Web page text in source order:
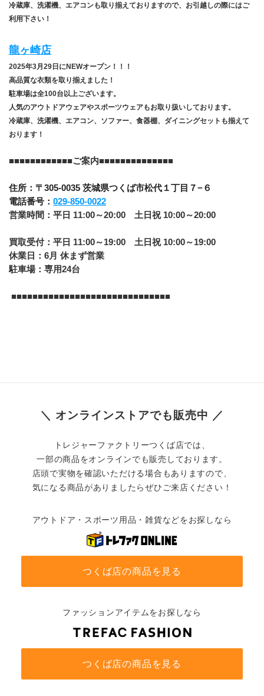
冷蔵庫、洗濯機、エアコンも取り揃えておりますので、お引越しの際にはご
利用下さい！
龍ヶ崎店
2025年3月29日にNEWオープン！！！
高品質な衣類を取り揃えました！
駐車場は全100台以上ございます。
人気のアウトドアウェアやスポーツウェアもお取り扱いしております。
冷蔵庫、洗濯機、エアコン、ソファー、食器棚、ダイニングセットも揃えて
おります！
﻿■■■■■■■■■■■■​ご案内■■​■■​■■​■■​■■​■■​■■
住所：〒305-0035 茨城県つくば市松代１丁目７−６
電話番号： 029-850-0022
営業時間：平日 11:00～20:00　土日祝 10:00～20:00
買取受付：平日 11:00～19:00　土日祝 10:00～19:00
休業日：6月 休まず営業
駐車場：専用24台
■■■■​■■​■■​■■​■■​■■​■■​■■​■■​■■​■■​■■​■■​■■
＼ オンラインストアでも販売中 ／
トレジャーファクトリーつくば店では、
一部の商品をオンラインでも販売しております。
店頭で実物を確認いただける場合もありますので、
気になる商品がありましたらぜひご来店ください！
アウトドア・スポーツ用品・雑貨などをお探しなら
つくば店の商品を見る
ファッションアイテムをお探しなら
つくば店の商品を見る